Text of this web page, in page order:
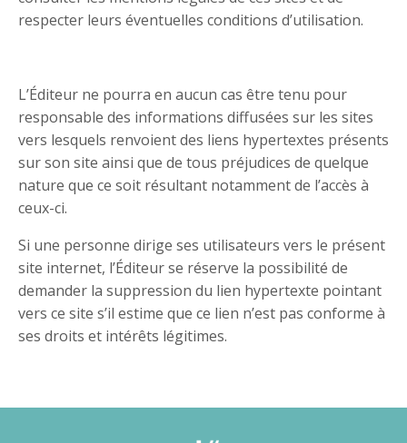
respecter leurs éventuelles conditions d’utilisation.
L’Éditeur ne pourra en aucun cas être tenu pour
responsable des informations diffusées sur les sites
vers lesquels renvoient des liens hypertextes présents
sur son site ainsi que de tous préjudices de quelque
nature que ce soit résultant notamment de l’accès à
ceux-ci.
Si une personne dirige ses utilisateurs vers le présent
site internet, l’Éditeur se réserve la possibilité de
demander la suppression du lien hypertexte pointant
vers ce site s’il estime que ce lien n’est pas conforme à
ses droits et intérêts légitimes.